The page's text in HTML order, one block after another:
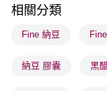
順豐站及營業點 - 確
物流公司進行物流配
相關分類
Fine 納豆
納豆 膠囊 黑